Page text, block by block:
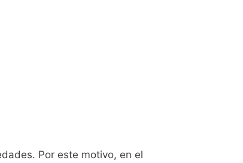
Por este motivo, en el